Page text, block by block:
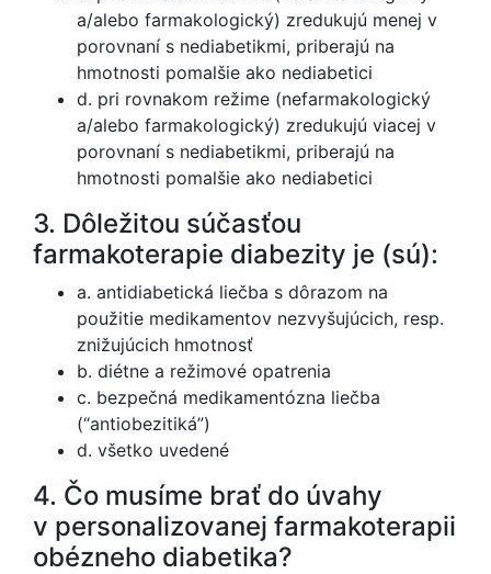
a/alebo farmakologický) zredukujú menej v
porovnaní s nediabetikmi, priberajú na
hmotnosti pomalšie ako nediabetici
d. pri rovnakom režime (nefarmakologický
a/alebo farmakologický) zredukujú viacej v
porovnaní s nediabetikmi, priberajú na
hmotnosti pomalšie ako nediabetici
3. Dôležitou súčasťou
farmakoterapie diabezity je (sú):
a. antidiabetická liečba s dôrazom na
použitie medikamentov nezvyšujúcich, resp.
znižujúcich hmotnosť
b. diétne a režimové opatrenia
c. bezpečná medikamentózna liečba
(“antiobezitiká”)
d. všetko uvedené
4. Čo musíme brať do úvahy
v personalizovanej farmakoterapii
obézneho diabetika?